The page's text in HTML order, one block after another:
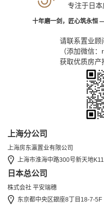
专注于日
十年磨一剑，匠心筑永恒
请联系置业顾
（添加微信
获取优质房产
上海分公司
上海房东瀛置业有限公司
上海市淮海中路300号新天地
日本总公司
株式会社 平安瑞穗
东京都中央区銀座8丁目18-7-5F